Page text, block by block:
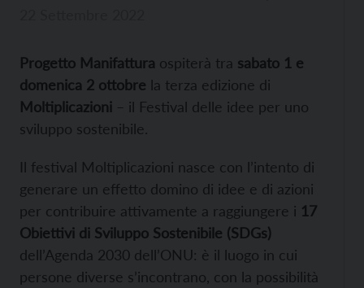
Progetto Manifattura ospiterà tra sabato 1 e
domenica 2 ottobre la terza edizione di
Moltiplicazioni – il Festival delle idee per uno
sviluppo sostenibile.
Il festival Moltiplicazioni nasce con l’intento di
generare un effetto domino di idee e di azioni
per contribuire attivamente a raggiungere i 17
Obiettivi di Sviluppo Sostenibile (SDGs)
dell’Agenda 2030 dell’ONU: è il luogo in cui
persone diverse s’incontrano, con la possibilità